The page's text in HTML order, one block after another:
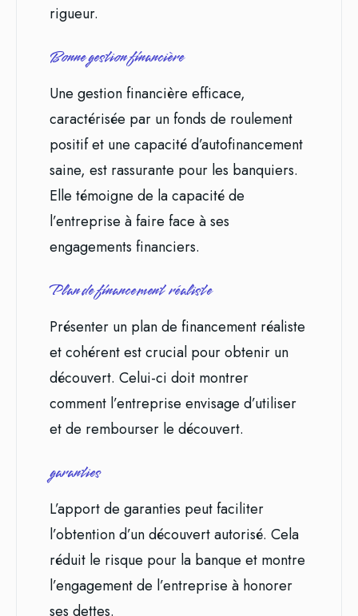
rigueur.
Bonne gestion financière
Une gestion financière efficace,
caractérisée par un fonds de roulement
positif et une capacité d’autofinancement
saine, est rassurante pour les banquiers.
Elle témoigne de la capacité de
l’entreprise à faire face à ses
engagements financiers.
Plan de financement réaliste
Présenter un plan de financement réaliste
et cohérent est crucial pour obtenir un
découvert. Celui-ci doit montrer
comment l’entreprise envisage d’utiliser
et de rembourser le découvert.
garanties
L’apport de garanties peut faciliter
l’obtention d’un découvert autorisé. Cela
réduit le risque pour la banque et montre
l’engagement de l’entreprise à honorer
ses dettes.